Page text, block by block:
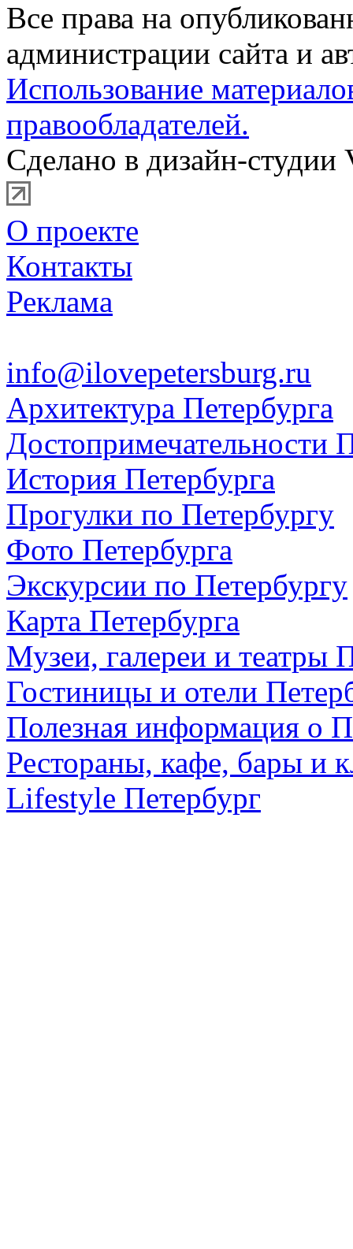
Все права на
администрации сайта и
Использование
правообладателей.
Сделано в дизайн-студии
О проекте
Контакты
Реклама
info@ilovepetersburg.ru
Архитектура Петербурга
Достопримечательности
История Петербурга
Прогулки по Петербургу
Фото Петербурга
Экскурсии по Петербургу
Карта Петербурга
Музеи, галереи и театры
Гостиницы и отели
Полезная информация о
Рестораны, кафе, бары и
Lifestyle Петербург